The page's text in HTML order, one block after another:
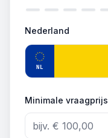
Nederland
NL
Minimale vraagprijs